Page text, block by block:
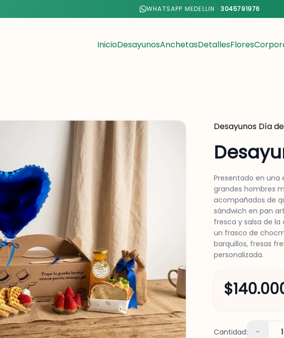
WHATSAPP MEDELLIN · 3045791976
InicioDesayunosAnchetasDetallesFlores
Desayunos Día
Presentado en una
grandes hombres
acompañados de
sándwich en pan
fresca y salsa de
un frasco de
barquillos, fresas
personalizada.
Cantidad: − 1